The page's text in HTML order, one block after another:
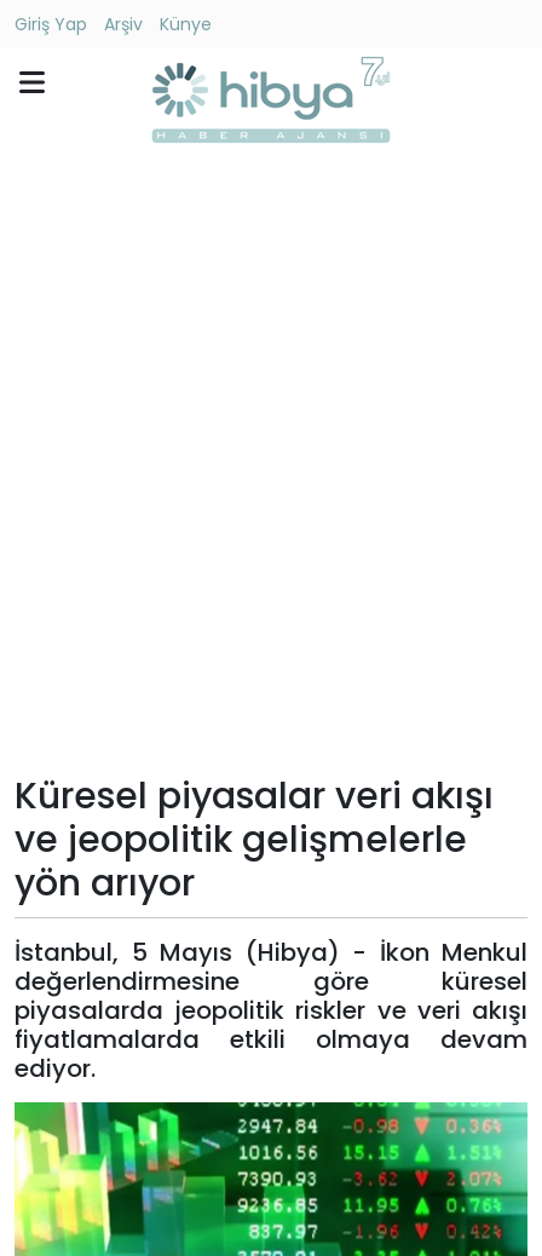
Giriş Yap Arşiv
Künye
Künye
Giriş
Yap
Küresel piyasalar veri akışı
ve jeopolitik gelişmelerle
yön arıyor
İstanbul, 5 Mayıs (Hibya) - İkon Menkul
değerlendirmesine göre küresel
piyasalarda jeopolitik riskler ve veri akışı
fiyatlamalarda etkili olmaya devam
ediyor.